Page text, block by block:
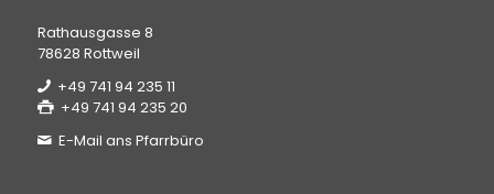
Rathausgasse 8
78628 Rottweil
+49 741 94 235 11
+49 741 94 235 20
E-Mail ans Pfarrbüro